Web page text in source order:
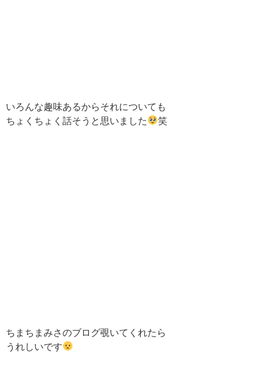
いろんな趣味あるからそれについても
ちょくちょく話そうと思いました
笑
ちまちまみさのブログ覗いてくれたら
うれしいです